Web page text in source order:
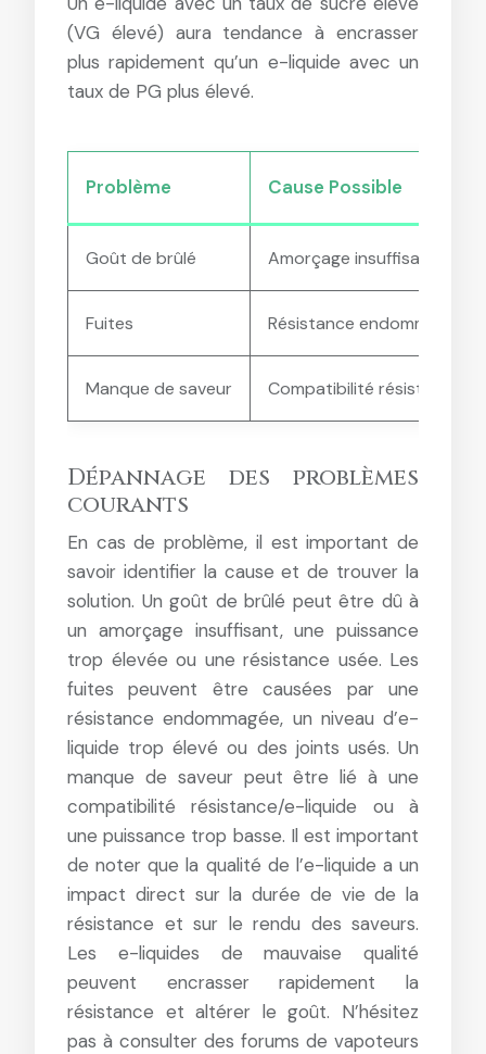
(VG élevé) aura tendance à encrasser
plus rapidement qu’un e-liquide avec un
taux de PG plus élevé.
Problème Cause Possible
Goût de brûlé Amorçage insuffisant,
Fuites Résistance endommagée,
Manque de saveur Compatibilité résistance/
Dépannage des problèmes
courants
En cas de problème, il est important de
savoir identifier la cause et de trouver la
solution. Un goût de brûlé peut être dû à
un amorçage insuffisant, une puissance
trop élevée ou une résistance usée. Les
fuites peuvent être causées par une
résistance endommagée, un niveau d’e-
liquide trop élevé ou des joints usés. Un
manque de saveur peut être lié à une
compatibilité résistance/e-liquide ou à
une puissance trop basse. Il est important
de noter que la qualité de l’e-liquide a un
impact direct sur la durée de vie de la
résistance et sur le rendu des saveurs.
Les e-liquides de mauvaise qualité
peuvent encrasser rapidement la
résistance et altérer le goût. N’hésitez
pas à consulter des forums de vapoteurs